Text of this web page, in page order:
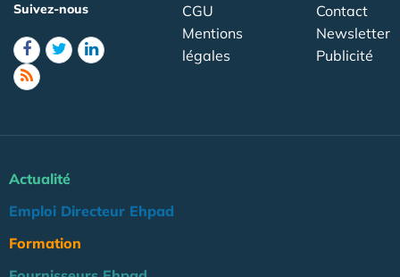
Suivez-nous
CGU
Mentions
légales
Contact
Newsletter
Publicité
Actualité
Emploi Directeur Ehpad
Formation